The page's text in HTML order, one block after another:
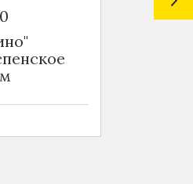
$ 20